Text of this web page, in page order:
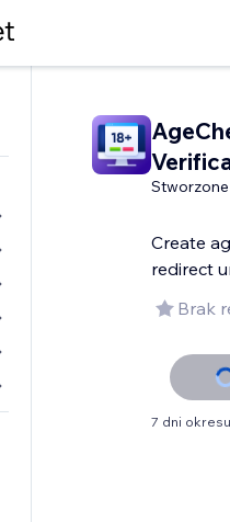
Create
redirect
Brak
7 dni